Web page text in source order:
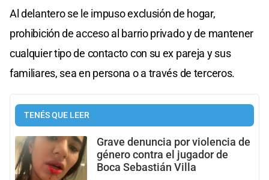
Al delantero se le impuso exclusión de hogar,
prohibición de acceso al barrio privado y de mantener
cualquier tipo de contacto con su ex pareja y sus
familiares, sea en persona o a través de terceros.
TENÉS QUE LEER
Grave denuncia por violencia de
género contra el jugador de
Boca Sebastián Villa